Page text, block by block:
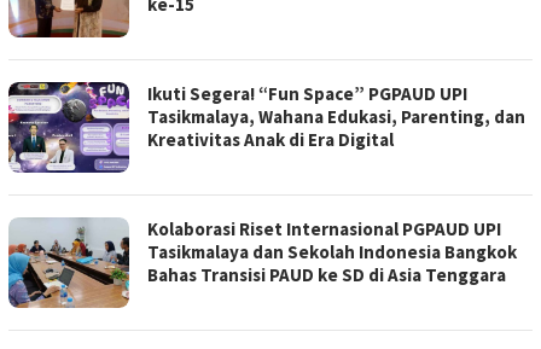
Ikuti Segera! “Fun Space” PGPAUD UPI
Tasikmalaya, Wahana Edukasi, Parenting, dan
Kreativitas Anak di Era Digital
Kolaborasi Riset Internasional PGPAUD UPI
Tasikmalaya dan Sekolah Indonesia Bangkok
Bahas Transisi PAUD ke SD di Asia Tenggara